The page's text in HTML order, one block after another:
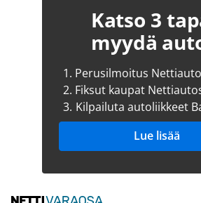
Katso 3
myydä
1. Perusilmoitus
2. Fiksut kaupat
3. Kilpailuta autoliikkeet
Lue lisää